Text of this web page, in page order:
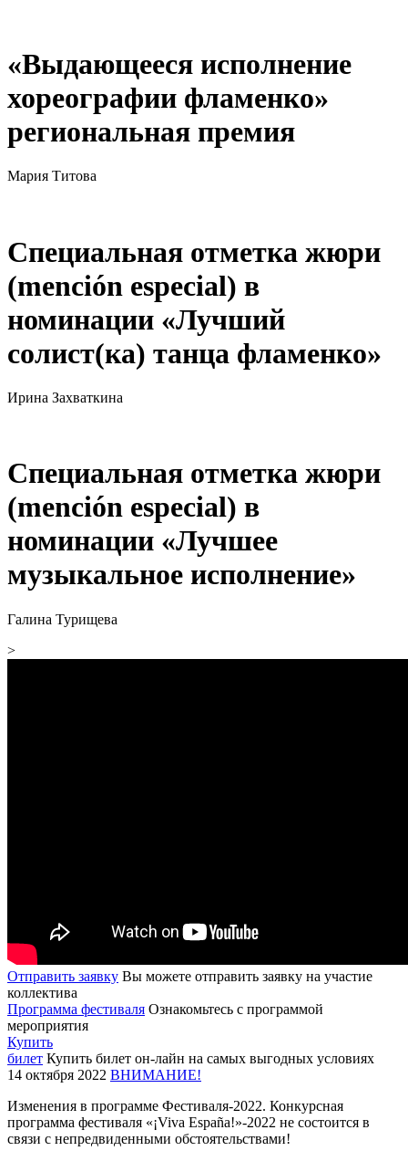
«Выдающееся исполнение
хореографии фламенко»
региональная премия
Мария Титова
Специальная отметка жюри
(mención especial) в
номинации «Лучший
солист(ка) танца фламенко»
Ирина Захваткина
Специальная отметка жюри
(mención especial) в
номинации «Лучшее
музыкальное исполнение»
Галина Турищева
>
Отправить заявку Вы можете отправить заявку на участие
коллектива
Программа фестиваля Ознакомьтесь с программой
мероприятия
Купить
билет Купить билет он-лайн на самых выгодных условиях
14 октября 2022 ВНИМАНИЕ!
Изменения в программе Фестиваля-2022. Конкурсная
программа фестиваля «¡Viva España!»-2022 не состоится в
связи с непредвиденными обстоятельствами!